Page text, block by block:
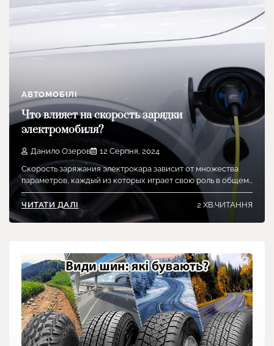
АВТОМОБІЛІ
Что влияет на скорость зарядки
электромобиля?
Данило Озеров
12 Серпня, 2024
Скорость заряжания электрокара зависит от множества
параметров, каждый из которых играет свою роль в общем…
ЧИТАТИ ДАЛІ 2 ХВ.ЧИТАННЯ